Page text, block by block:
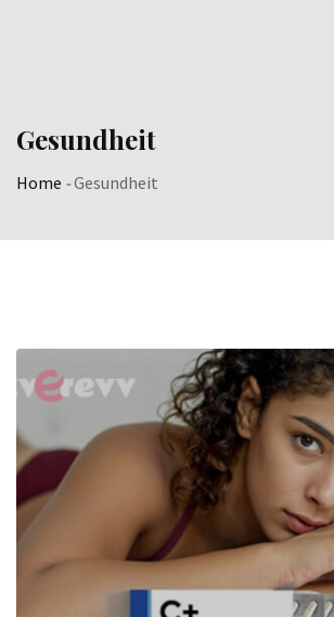
Gesundheit
Home -Gesundheit